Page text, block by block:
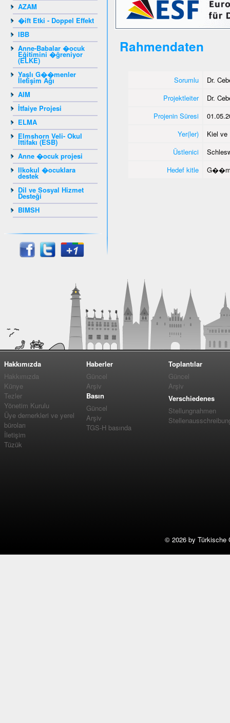
AZAM
�ift Etki - Doppel Effekt
IBB
Anne-Babalar �ocuk
Eğitimini �ğreniyor
(ELKE)
Yaşlı G��menler
İletişim Ağı
AIM
İtfaiye Projesi
ELMA
Elmshorn Veli- Okul
İttifakı (ESB)
Anne �ocuk projesi
Ilkokul �ocuklara
destek
Dil ve Sosyal Hizmet
Desteği
BIMSH
Rahmendaten
Sorumlu
Dr.
Projektleiter
Dr.
Projenin Süresi
Yer(ler)
Kiel
Üstlenici
Hedef kitle
Hakkımızda
Hakkımızda
Künye
Tezler
Yönetim Kurulu
Üye dernerkleri ve yerel
büroları
İletişim
Tüzük
Haberler
Güncel
Arşiv
Basın
Güncel
Arşiv
TGS-H basında
Toplantılar
Güncel
Arşiv
Verschiedenes
Stellungnahmen
© 2026 by Türkische